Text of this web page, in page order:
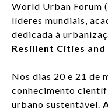
World Urban Forum (
líderes mundiais,
dedicada à
Resilient Cities
Nos dias 20 e 21 de
conhecimento
urbano sustentável.